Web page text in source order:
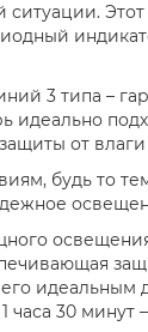
3 типа –
от
будь то
идеальным
30 минут